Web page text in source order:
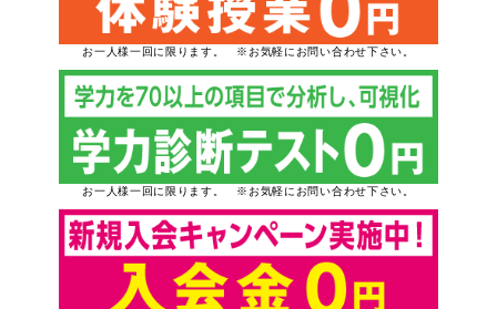
お一人様一回に限ります。 ※お気軽にお問い合わせ下さい。
お一人様一回に限ります。 ※お気軽にお問い合わせ下さい。